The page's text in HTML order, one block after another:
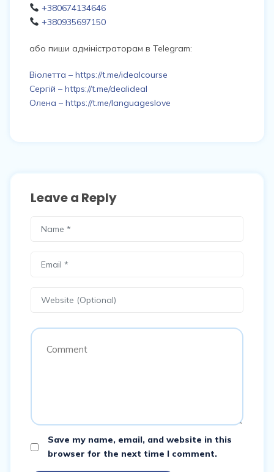
+380674134646
+380935697150
або пиши адміністраторам в Telegram:
Віолетта – https://t.me/idealcourse
Сергій – https://t.me/dealideal
Олена – https://t.me/languageslove
Leave a Reply
Save my name, email, and website in this
browser for the next time I comment.